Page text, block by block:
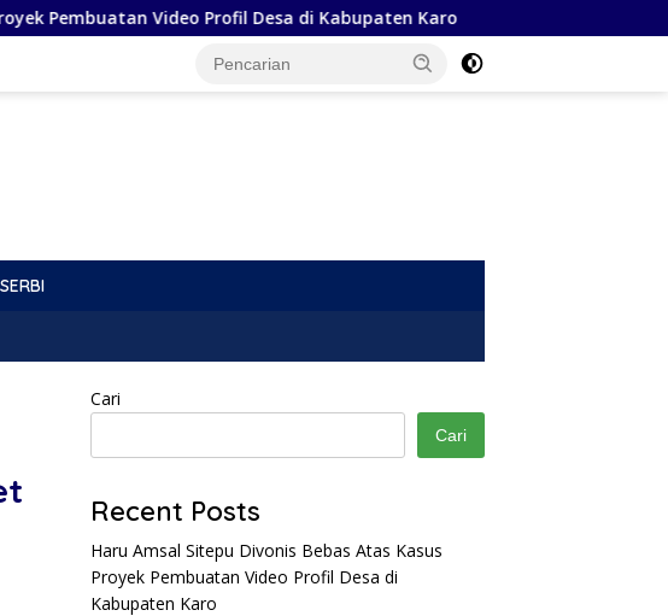
Video Profil Desa di Kabupaten Karo Harga BBM 1 April 2026:
Cari
Cari
Recent Posts
Haru Amsal Sitepu Divonis Bebas Atas Kasus
Proyek Pembuatan Video Profil Desa di
Kabupaten Karo